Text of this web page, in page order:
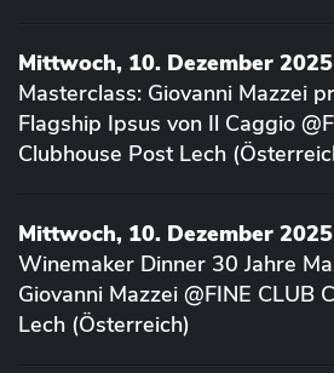
Mittwoch, 10. Dezember
Masterclass: Giovanni Mazzei
Flagship Ipsus von Il Caggio
Clubhouse Post Lech
Mittwoch, 10. Dezember
Winemaker Dinner 30 Jahre
Giovanni Mazzei @FINE CLUB
Lech (Österreich)